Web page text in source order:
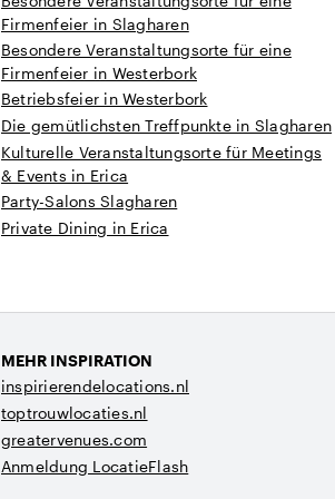
Firmenfeier in Slagharen
Besondere Veranstaltungsorte für eine
Firmenfeier in Westerbork
Betriebsfeier in Westerbork
Die gemütlichsten Treffpunkte in Slagharen
Kulturelle Veranstaltungsorte für Meetings
& Events in Erica
Party-Salons Slagharen
Private Dining in Erica
MEHR INSPIRATION
inspirierendelocations.nl
toptrouwlocaties.nl
greatervenues.com
Anmeldung LocatieFlash